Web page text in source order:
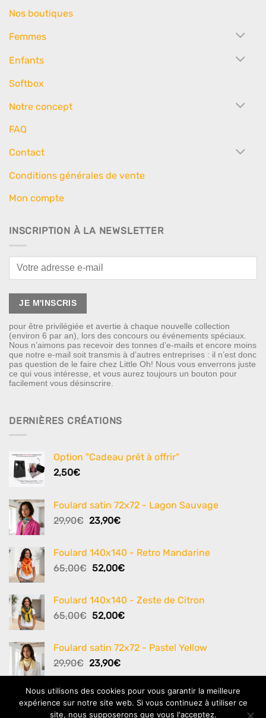
Nos boutiques
Femmes
Enfants
Softbox
Notre concept
FAQ
Contact
Conditions générales de vente
Mon compte
INSCRIPTION À LA NEWSLETTER
pour être privilégiée et avertie à chaque nouvelle collection
(environ 6 par an), lors des concours ou événements spéciaux.
Nous n’aimons pas recevoir des tonnes d’e-mails et encore moins
que notre e-mail soit transmis à d’autres entreprises : il n’est donc
pas question de le faire chez Little Oh! Nous vous enverrons juste
ce qui vous intéresse, et vous aurez toujours un bouton pour
facilement vous désinscrire.
DERNIÈRES CRÉATIONS
Option "Cadeau prêt à offrir"
2,50€
Foulard satin 72x72 - Lagon Sauvage
29,90€ Le
était :
29,90€.
23,90€Le
est :
23,90€.
Foulard 140x140 - Retro Mandarine
65,00€ Le
était :
65,00€.
52,00€Le
est :
52,00€.
Foulard 140x140 - Zeste de Citron
65,00€ Le
était :
65,00€.
52,00€Le
est :
Foulard satin 72x72 - Pastel Yellow
29,90€ Le
prix
initial
était :
29,90€.
23,90€Le
prix
actuel
est :
23,90€.
Nous utilisons des cookies pour vous garantir la meilleure
expérience sur notre site web. Si vous continuez à utiliser ce
site, nous supposerons que vous l'acceptez.